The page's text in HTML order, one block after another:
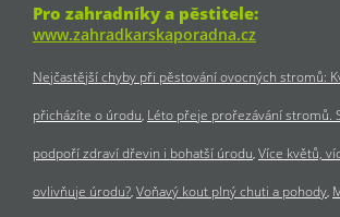
Pro zahradníky a pěstitele:
www.zahradkarskaporadna.cz
Nejčastější chyby při pěstování ovocných stromů:
přicházíte o úrodu Léto přeje prořezávání stromů.
podpoří zdraví dřevin i bohatší úrodu Více květů,
ovlivňuje úrodu? Voňavý kout plný chuti a pohody